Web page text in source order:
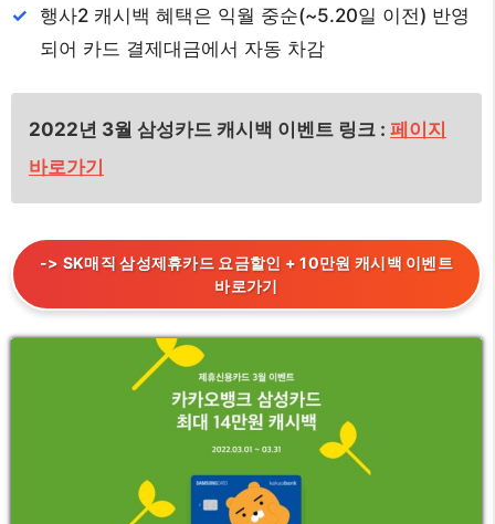
행사2 캐시백 혜택은 익월 중순(~5.20일 이전) 반영
되어 카드 결제대금에서 자동 차감
2022년 3월 삼성카드 캐시백 이벤트 링크 : 페이지
바로가기
-> SK매직 삼성제휴카드 요금할인 + 10만원 캐시백 이벤트
바로가기